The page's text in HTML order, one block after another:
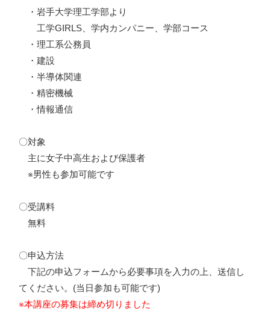
・岩手大学理工学部より
工学GIRLS、学内カンパニー、学部コース
・理工系公務員
・建設
・半導体関連
・精密機械
・情報通信
〇対象
主に女子中高生および保護者
※男性も参加可能です
〇受講料
無料
〇申込方法
下記の申込フォームから必要事項を入力の上、送信し
てください。(当日参加も可能です)
※本講座の募集は締め切りました